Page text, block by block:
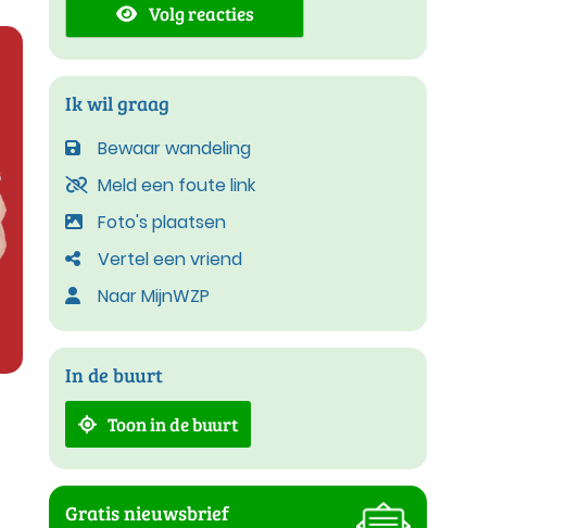
Volg reacties
Ik wil graag
Bewaar wandeling
Meld een foute link
Foto's plaatsen
Vertel een vriend
Naar MijnWZP
In de buurt
Toon in de buurt
Gratis nieuwsbrief